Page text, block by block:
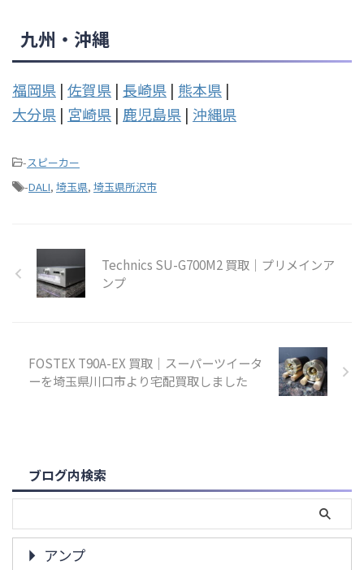
九州・沖縄
福岡県 | 佐賀県 | 長崎県 | 熊本県 |
大分県 | 宮崎県 | 鹿児島県 | 沖縄県
-スピーカー
-DALI, 埼玉県, 埼玉県所沢市
Technics SU-G700M2 買取｜プリメインア
ンプ
FOSTEX T90A-EX 買取｜スーパーツイータ
ーを埼玉県川口市より宅配買取しました
ブログ内検索
アンプ